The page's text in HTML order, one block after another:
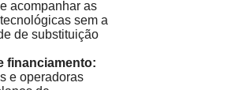
acompanhar as
sem a
de substituição
financiamento:
e operadoras